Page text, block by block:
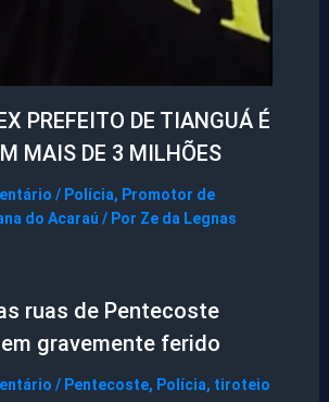
PREFEITO DE TIANGUÁ É
MAIS DE 3 MILHÕES
/ Polícia, Promotor de
do Acaraú / Por Ze da Legnas
ruas de Pentecoste
gravemente ferido
/ Pentecoste, Polícia, tiroteio